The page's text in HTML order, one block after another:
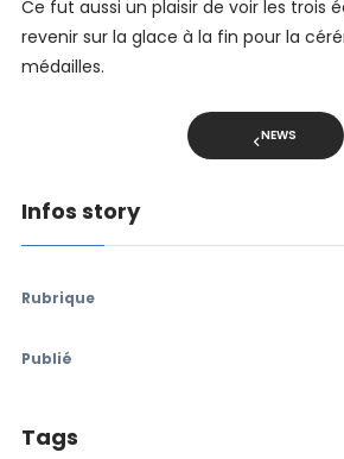
Ce fut aussi un plaisir de voir les trois
revenir sur la glace à la fin pour la
médailles.
NEWS
Infos story
Rubrique
Publié
Tags